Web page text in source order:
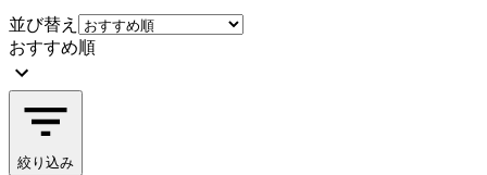
並び替え
おすすめ順
絞り込み